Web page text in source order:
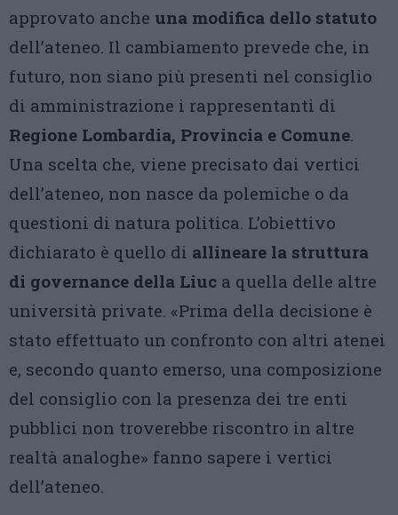
approvato anche una modifica dello statuto
dell’ateneo. Il cambiamento prevede che, in
futuro, non siano più presenti nel consiglio
di amministrazione i rappresentanti di
Regione Lombardia, Provincia e Comune.
Una scelta che, viene precisato dai vertici
dell’ateneo, non nasce da polemiche o da
questioni di natura politica. L’obiettivo
dichiarato è quello di allineare la struttura
di governance della Liuc a quella delle altre
università private. «Prima della decisione è
stato effettuato un confronto con altri atenei
e, secondo quanto emerso, una composizione
del consiglio con la presenza dei tre enti
pubblici non troverebbe riscontro in altre
realtà analoghe» fanno sapere i vertici
dell’ateneo.